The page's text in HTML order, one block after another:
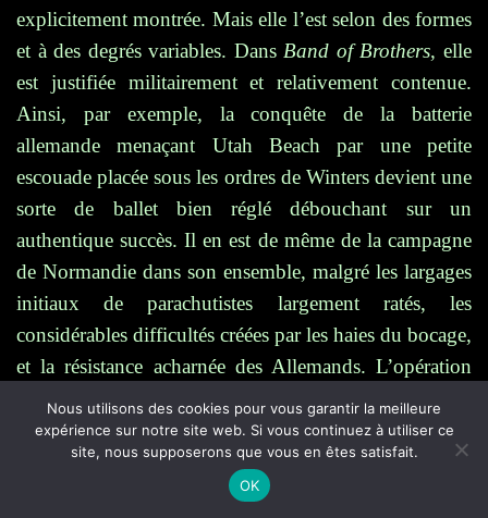
explicitement montrée. Mais elle l’est selon des formes
et à des degrés variables. Dans Band of Brothers, elle
est justifiée militairement et relativement contenue.
Ainsi, par exemple, la conquête de la batterie
allemande menaçant Utah Beach par une petite
escouade placée sous les ordres de Winters devient une
sorte de ballet bien réglé débouchant sur un
authentique succès. Il en est de même de la campagne
de Normandie dans son ensemble, malgré les largages
initiaux de parachutistes largement ratés, les
considérables difficultés créées par les haies du bocage,
et la résistance acharnée des Allemands. L’opération
Market Garden et la bataille des Ardennes laissent une
impression similaire même si la première fut sanglante
et aboutit à un échec, et si la seconde, dans Bastogne
assiégé (21-26 décembre 1944) notamment, soumit
Nous utilisons des cookies pour vous garantir la meilleure
expérience sur notre site web. Si vous continuez à utiliser ce
site, nous supposerons que vous en êtes satisfait.
OK